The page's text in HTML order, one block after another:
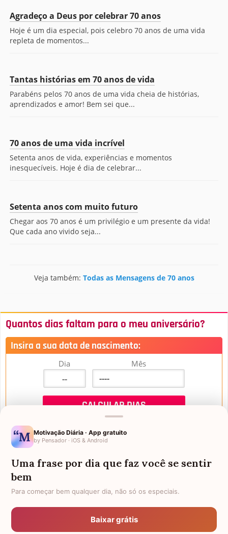
Agradeço a Deus por celebrar 70 anos
Hoje é um dia especial, pois celebro 70 anos de uma vida
repleta de momentos...
Tantas histórias em 70 anos de vida
Parabéns pelos 70 anos de uma vida cheia de histórias,
aprendizados e amor! Bem sei que...
70 anos de uma vida incrível
Setenta anos de vida, experiências e momentos
inesquecíveis. Hoje é dia de celebrar...
Setenta anos com muito futuro
Chegar aos 70 anos é um privilégio e um presente da vida!
Que cada ano vivido seja...
Veja também: Todas as Mensagens de 70 anos
Quantos dias faltam para o meu aniversário?
Insira a sua data de nascimento:
Dia Mês
Mensagens de Aniversário
FALTAM 3 DIAS PARA O MEU
ANIVERSÁRIO
Motivação Diária · App gratuito
by Pensador · iOS & Android
Uma frase por dia que faz você se sentir
bem
Para começar bem qualquer dia, não só os especiais.
Baixar grátis